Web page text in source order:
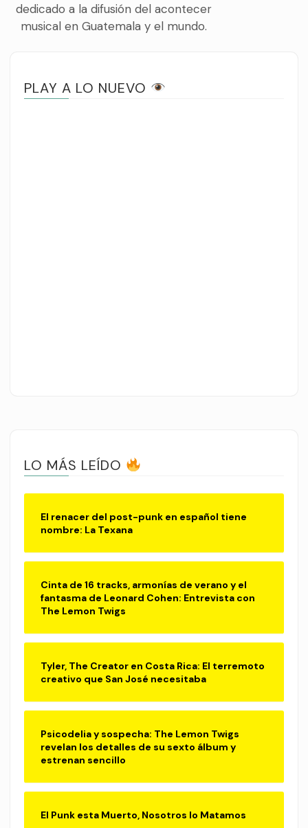
dedicado a la difusión del acontecer
musical en Guatemala y el mundo.
PLAY A LO NUEVO
LO MÁS LEÍDO
El renacer del post-punk en español tiene
nombre: La Texana
Cinta de 16 tracks, armonías de verano y el
fantasma de Leonard Cohen: Entrevista con
The Lemon Twigs
Tyler, The Creator en Costa Rica: El terremoto
creativo que San José necesitaba
Psicodelia y sospecha: The Lemon Twigs
revelan los detalles de su sexto álbum y
estrenan sencillo
El Punk esta Muerto, Nosotros lo Matamos